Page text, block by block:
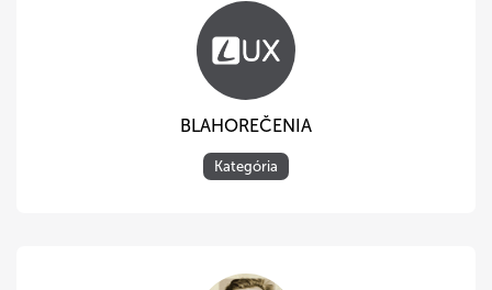
BLAHOREČENIA
Kategória